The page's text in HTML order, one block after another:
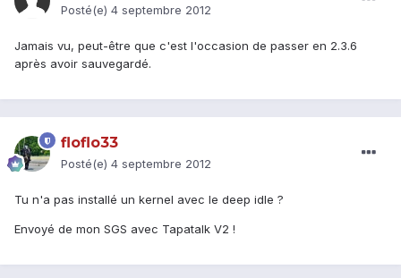
Posté(e) 4 septembre 2012
Jamais vu, peut-être que c'est l'occasion de passer en 2.3.6
après avoir sauvegardé.
floflo33
Posté(e) 4 septembre 2012
Tu n'a pas installé un kernel avec le deep idle ?
Envoyé de mon SGS avec Tapatalk V2 !